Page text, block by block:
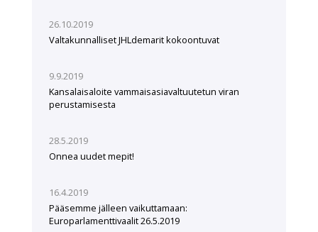
26.10.2019
Valtakunnalliset JHLdemarit kokoontuvat
9.9.2019
Kansalaisaloite vammaisasiavaltuutetun viran
perustamisesta
28.5.2019
Onnea uudet mepit!
16.4.2019
Pääsemme jälleen vaikuttamaan:
Europarlamenttivaalit 26.5.2019